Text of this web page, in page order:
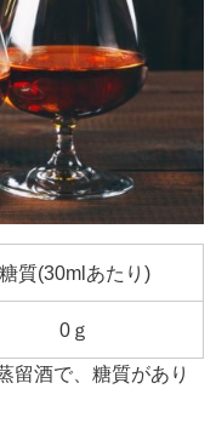
糖質(30mlあたり)
0ｇ
留酒で、糖質があり